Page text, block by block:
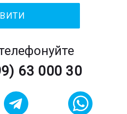
63 000 30